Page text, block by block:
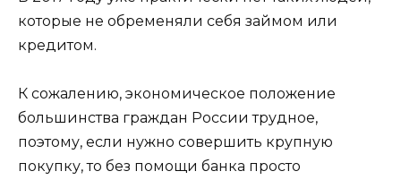
которые не обременяли себя займом или
кредитом.
К сожалению, экономическое положение
большинства граждан России трудное,
поэтому, если нужно совершить крупную
покупку, то без помощи банка просто